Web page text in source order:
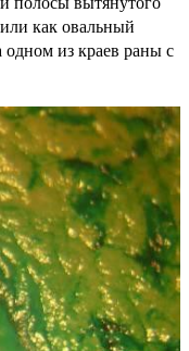
как овальный
одном из краев раны с